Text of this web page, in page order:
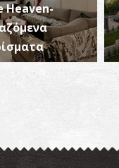
Heaven-